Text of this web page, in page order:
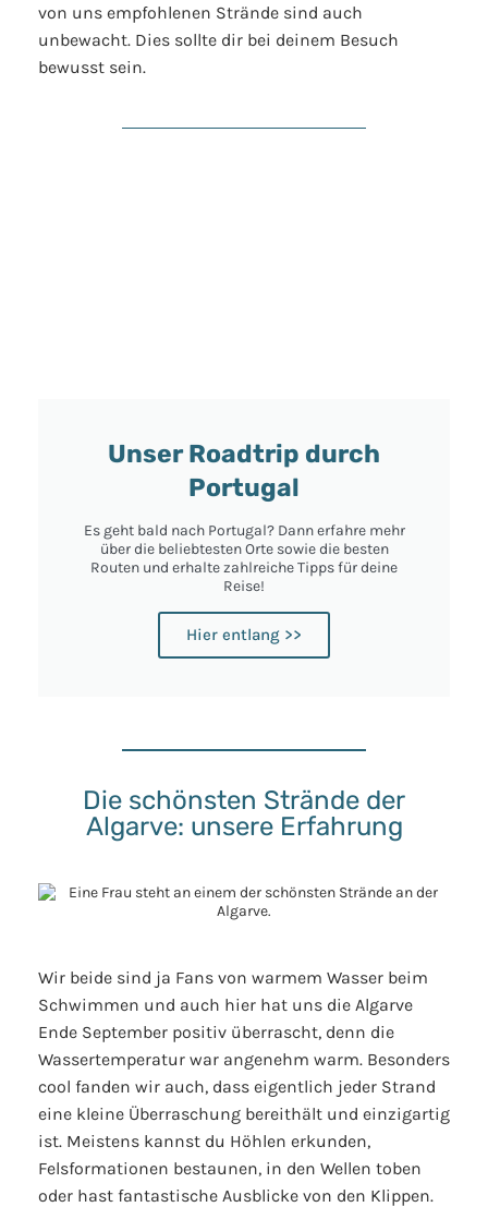
von uns empfohlenen Strände sind auch
unbewacht. Dies sollte dir bei deinem Besuch
bewusst sein.
Unser Roadtrip durch
Portugal
Es geht bald nach Portugal? Dann erfahre mehr
über die beliebtesten Orte sowie die besten
Routen und erhalte zahlreiche Tipps für deine
Reise!
Hier entlang >>
Die schönsten Strände der
Algarve: unsere Erfahrung
Wir beide sind ja Fans von warmem Wasser beim
Schwimmen und auch hier hat uns die Algarve
Ende September positiv überrascht, denn die
Wassertemperatur war angenehm warm. Besonders
cool fanden wir auch, dass eigentlich jeder Strand
eine kleine Überraschung bereithält und einzigartig
ist. Meistens kannst du Höhlen erkunden,
Felsformationen bestaunen, in den Wellen toben
oder hast fantastische Ausblicke von den Klippen.